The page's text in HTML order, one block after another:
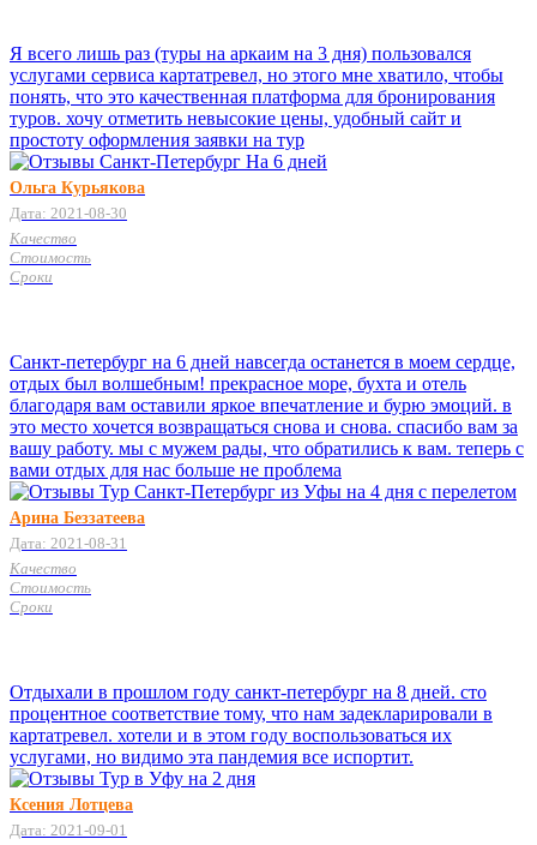
Я всего лишь раз (туры на аркаим на 3 дня) пользовался
услугами сервиса картатревел, но этого мне хватило, чтобы
понять, что это качественная платформа для бронирования
туров. хочу отметить невысокие цены, удобный сайт и
простоту оформления заявки на тур
Ольга Курьякова
Дата: 2021-08-30
Качество
Стоимость
Сроки
Санкт-петербург на 6 дней навсегда останется в моем сердце,
отдых был волшебным! прекрасное море, бухта и отель
благодаря вам оставили яркое впечатление и бурю эмоций. в
это место хочется возвращаться снова и снова. спасибо вам за
вашу работу. мы с мужем рады, что обратились к вам. теперь с
вами отдых для нас больше не проблема
Арина Беззатеева
Дата: 2021-08-31
Качество
Стоимость
Сроки
Отдыхали в прошлом году санкт-петербург на 8 дней. сто
процентное соответствие тому, что нам задекларировали в
картатревел. хотели и в этом году воспользоваться их
услугами, но видимо эта пандемия все испортит.
Ксения Лотцева
Дата: 2021-09-01